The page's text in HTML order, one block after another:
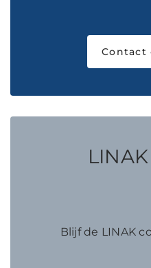
Contact
Blijf de LINAK